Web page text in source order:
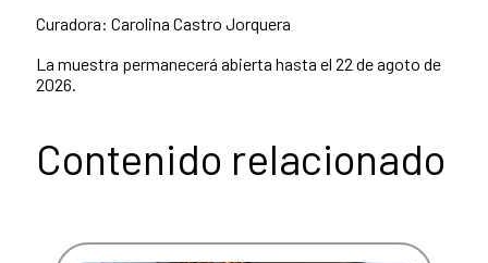
Curadora: Carolina Castro Jorquera
La muestra permanecerá abierta hasta el 22 de agoto de
2026.
Contenido relacionado